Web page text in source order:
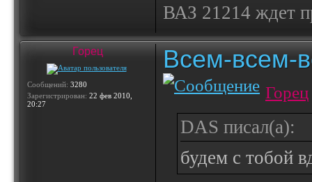
ВАЗ 21214 ждет
Горец
Сообщений: 3280
Зарегистрирован: 22 фев 2010,
20:27
Всем-всем-
Горец
DAS писал(а):
будем с тобой